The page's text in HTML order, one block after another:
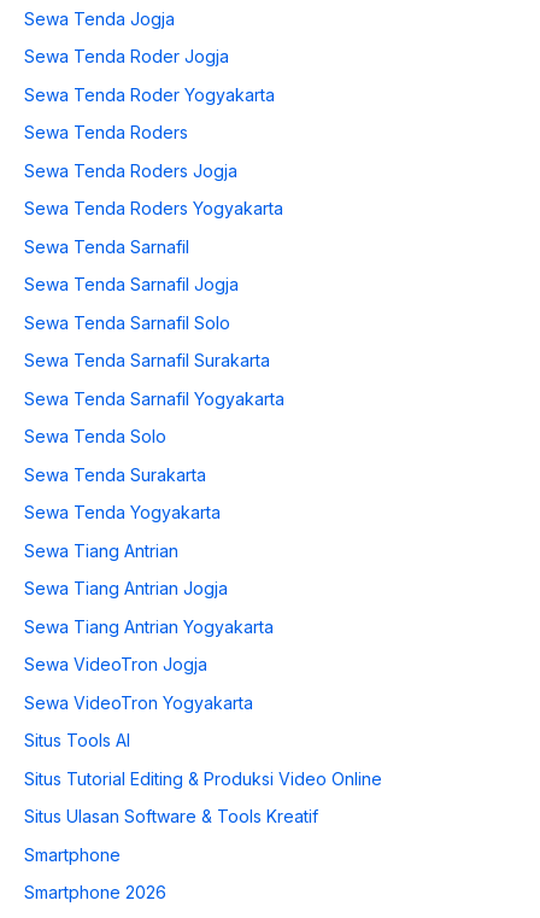
Sewa Tenda Jogja
Sewa Tenda Roder Jogja
Sewa Tenda Roder Yogyakarta
Sewa Tenda Roders
Sewa Tenda Roders Jogja
Sewa Tenda Roders Yogyakarta
Sewa Tenda Sarnafil
Sewa Tenda Sarnafil Jogja
Sewa Tenda Sarnafil Solo
Sewa Tenda Sarnafil Surakarta
Sewa Tenda Sarnafil Yogyakarta
Sewa Tenda Solo
Sewa Tenda Surakarta
Sewa Tenda Yogyakarta
Sewa Tiang Antrian
Sewa Tiang Antrian Jogja
Sewa Tiang Antrian Yogyakarta
Sewa VideoTron Jogja
Sewa VideoTron Yogyakarta
Situs Tools AI
Situs Tutorial Editing & Produksi Video Online
Situs Ulasan Software & Tools Kreatif
Smartphone
Smartphone 2026